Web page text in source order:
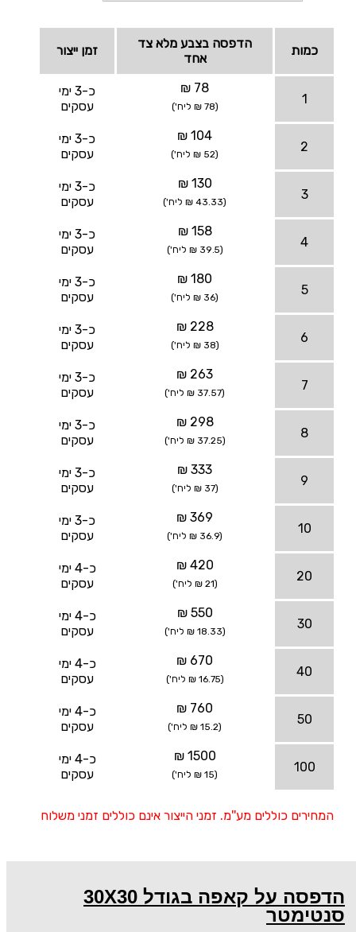
כמות
הדפסה בצבע מלא צד
אחד
זמן ייצור
1
78 ₪
(78 ₪ ליח')
כ-3 ימי
עסקים
2
104 ₪
(52 ₪ ליח')
כ-3 ימי
עסקים
3
130 ₪
(43.33 ₪ ליח')
כ-3 ימי
עסקים
4
158 ₪
(39.5 ₪ ליח')
כ-3 ימי
עסקים
5
180 ₪
(36 ₪ ליח')
כ-3 ימי
עסקים
6
228 ₪
(38 ₪ ליח')
כ-3 ימי
עסקים
7
263 ₪
(37.57 ₪ ליח')
כ-3 ימי
עסקים
8
298 ₪
(37.25 ₪ ליח')
כ-3 ימי
עסקים
9
333 ₪
(37 ₪ ליח')
כ-3 ימי
עסקים
10
369 ₪
(36.9 ₪ ליח')
כ-3 ימי
עסקים
20
420 ₪
(21 ₪ ליח')
כ-4 ימי
עסקים
30
550 ₪
(18.33 ₪ ליח')
כ-4 ימי
עסקים
40
670 ₪
(16.75 ₪ ליח')
כ-4 ימי
עסקים
50
760 ₪
(15.2 ₪ ליח')
כ-4 ימי
עסקים
100
1500 ₪
(15 ₪ ליח')
כ-4 ימי
עסקים
המחירים כוללים מע''מ. זמני הייצור אינם כוללים זמני משלוח
הדפסה על קאפה בגודל 30X30
סנטימטר